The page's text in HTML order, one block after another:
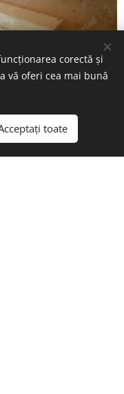
corectă și
vă oferi cea mai bună
toate